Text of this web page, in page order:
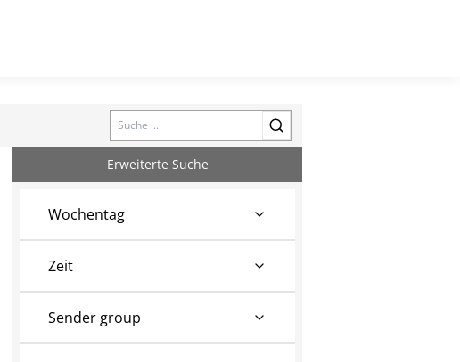
Search
Erweiterte Suche
Wochentag
Zeit
Sender group